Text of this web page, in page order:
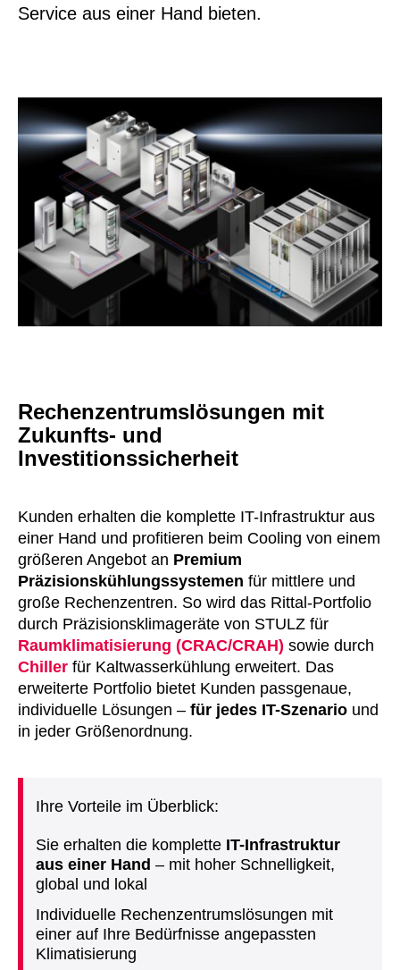
Service aus einer Hand bieten.
Rechenzentrumslösungen mit
Zukunfts- und
Investitionssicherheit
Kunden erhalten die komplette IT-Infrastruktur aus
einer Hand und profitieren beim Cooling von einem
größeren Angebot an Premium
Präzisionskühlungssystemen für mittlere und
große Rechenzentren. So wird das Rittal-Portfolio
durch Präzisionsklimageräte von STULZ für
Raumklimatisierung (CRAC/CRAH) sowie durch
Chiller für Kaltwasserkühlung erweitert. Das
erweiterte Portfolio bietet Kunden passgenaue,
individuelle Lösungen – für jedes IT-Szenario und
in jeder Größenordnung.
Ihre Vorteile im Überblick:
Sie erhalten die komplette IT-Infrastruktur
aus einer Hand – mit hoher Schnelligkeit,
global und lokal
Individuelle Rechenzentrumslösungen mit
einer auf Ihre Bedürfnisse angepassten
Klimatisierung